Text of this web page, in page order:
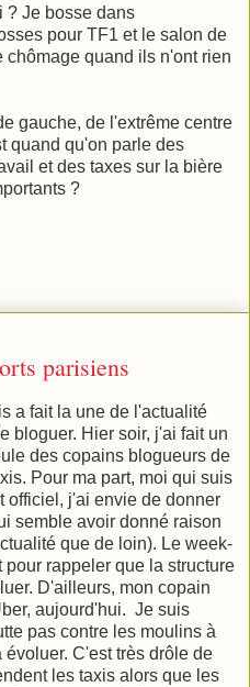
? Je bosse dans
pour TF1 et le salon de
chômage quand ils n'ont rien
gauche, de l'extrême centre
quand qu'on parle des
et des taxes sur la bière
?
parisiens
a fait la une de l'actualité
bloguer. Hier soir, j'ai fait un
des copains blogueurs de
Pour ma part, moi qui suis
officiel, j'ai envie de donner
semble avoir donné raison
que de loin). Le week-
rappeler que la structure
D'ailleurs, mon copain
aujourd'hui. Je suis
pas contre les moulins à
C'est très drôle de
les taxis alors que les